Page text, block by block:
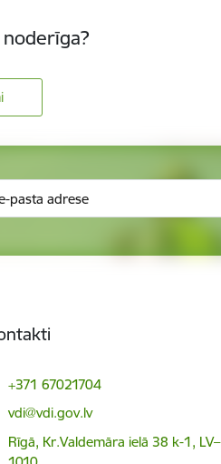
+371 67021704
E-pasts:
vdi@vdi.gov.lv
Rīgā, Kr.Valdemāra ielā 38 k-1, LV–